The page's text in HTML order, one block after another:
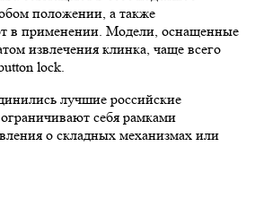
положении, а также
в применении. Модели, оснащенные
извлечения клинка, чаще всего
lock.
лучшие российские
себя рамками
о складных механизмах или